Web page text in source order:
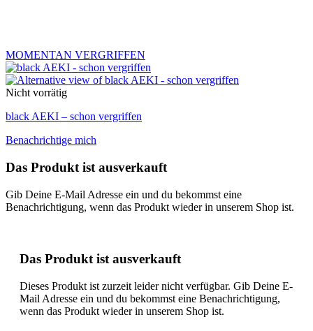
MOMENTAN VERGRIFFEN
Nicht vorrätig
black AEKI – schon vergriffen
Benachrichtige mich
Das Produkt ist ausverkauft
Gib Deine E-Mail Adresse ein und du bekommst eine
Benachrichtigung, wenn das Produkt wieder in unserem Shop ist.
Das Produkt ist ausverkauft
Dieses Produkt ist zurzeit leider nicht verfügbar. Gib Deine E-
Mail Adresse ein und du bekommst eine Benachrichtigung,
wenn das Produkt wieder in unserem Shop ist.